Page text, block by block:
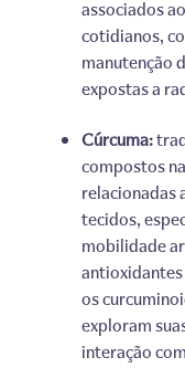
associados
cotidianos,
manutenção
expostas a
Cúrcuma:
compostos
relacionadas
tecidos,
mobilidade
os
exploram
interação